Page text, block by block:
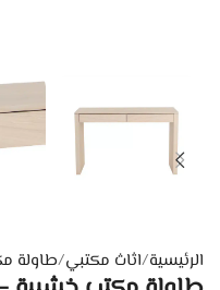
الرئيسية/اثاث مكتبي/طاولة